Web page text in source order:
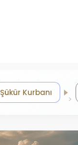
Şükür Kurbanı